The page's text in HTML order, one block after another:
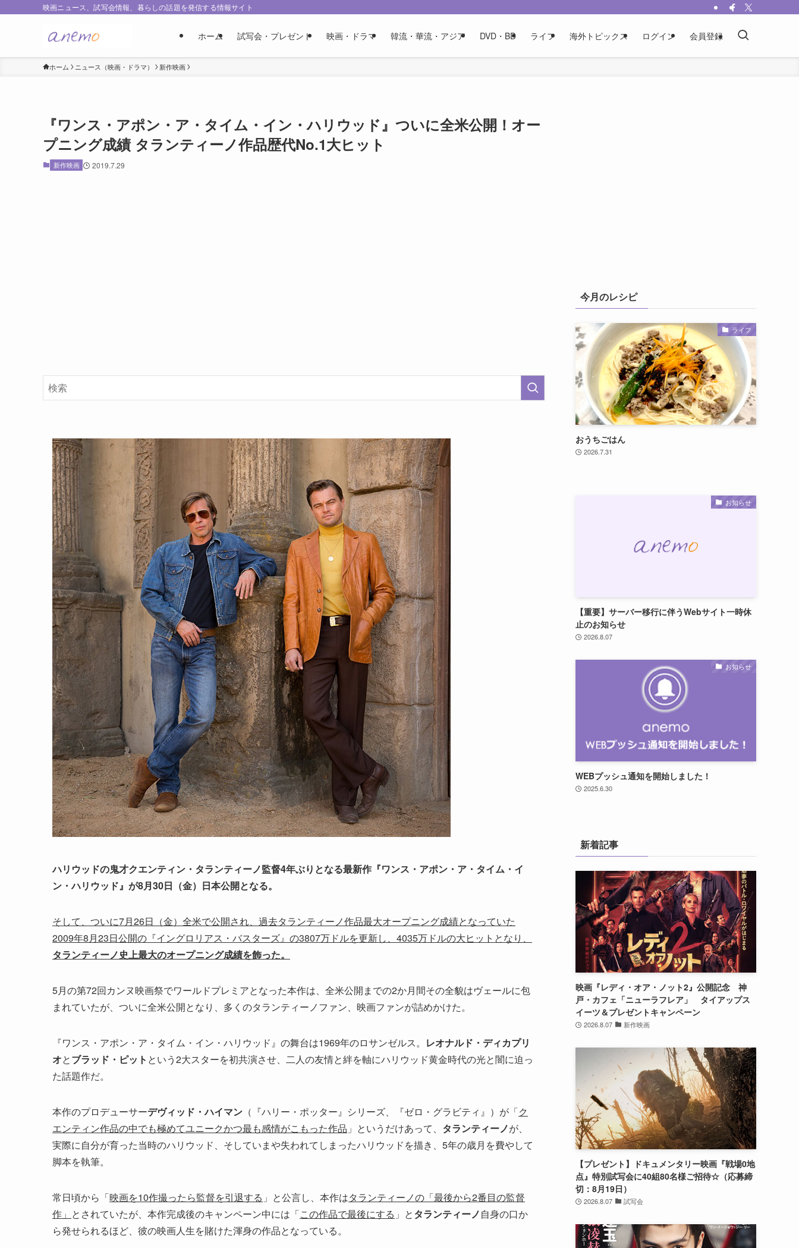
映画ニュース、試写会情報、暮らしの話題を発信する情報サイト
ホーム 試写会・プレゼント 映画・ドラマ 韓流・華流・アジア DVD・BD ライフ 海外トピックス ログイン 会員登録
ホーム ニュース（映画・ドラマ） 新作映画
『ワンス・アポン・ア・タイム・イン・ハリウッド』ついに全米公開！オー
プニング成績 タランティーノ作品歴代No.1大ヒット
新作映画 2019.7.29
ハリウッドの鬼才クエンティン・タランティーノ監督4年ぶりとなる最新作『ワンス・アポン・ア・タイム・イ
ン・ハリウッド』が8月30日（金）日本公開となる。
そして、ついに7月26日（金）全米で公開され、過去タランティーノ作品最大オープニング成績となっていた
2009年8月23日公開の『イングロリアス・バスターズ』の3807万ドルを更新し、4035万ドルの大ヒットとなり、
タランティーノ史上最大のオープニング成績を飾った。
5月の第72回カンヌ映画祭でワールドプレミアとなった本作は、全米公開までの2か月間その全貌はヴェールに包
まれていたが、ついに全米公開となり、多くのタランティーノファン、映画ファンが詰めかけた。
『ワンス・アポン・ア・タイム・イン・ハリウッド』の舞台は1969年のロサンゼルス。 レオナルド・ディカプリ
オとブラッド・ピット という2大スターを初共演させ、二人の友情と絆を軸にハリウッド黄金時代の光と闇に迫っ
た話題作だ。
本作のプロデューサーデヴィッド・ハイマン （『ハリー・ポッター』シリーズ、『ゼロ・グラビティ』）が「ク
エンティン作品の中でも極めてユニークかつ最も感情がこもった作品 」というだけあって、 タランティーノが、
実際に自分が育った当時のハリウッド、そしていまや失われてしまったハリウッドを描き、5年の歳月を費やして
脚本を執筆。
常日頃から「映画を10作撮ったら監督を引退する 」と公言し、本作はタランティーノの「最後から2番目の監督
作」 とされていたが、本作完成後のキャンペーン中には「この作品で最後にする 」とタランティーノ自身の口か
ら発せられるほど、彼の映画人生を賭けた渾身の作品となっている。
今月のレシピ
ライフ
おうちごはん
2026.7.31
お知らせ
【重要】サーバー移行に伴うWebサイト一時休
止のお知らせ
2026.8.07
お知らせ
WEBプッシュ通知を開始しました！
2025.6.30
新着記事
映画『レディ・オア・ノット2』公開記念 神
戸・カフェ「ニューラフレア」 タイアップス
イーツ＆プレゼントキャンペーン
2026.8.07 新作映画
【プレゼント】ドキュメンタリー映画『戦場0地
点』特別試写会に40組80名様ご招待☆（応募締
切：8月19日）
2026.8.07 試写会